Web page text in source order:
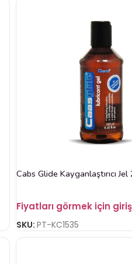
Cabs Glide Kayganlaştırıcı
Fiyatları görmek için
SKU: PT-KC1535